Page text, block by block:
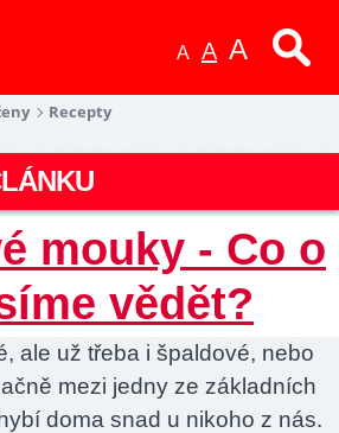
A A A
Recepty
mouky - Co o
vědět?
ale už třeba i špaldové, nebo
mezi jedny ze základních
doma snad u nikoho z nás.